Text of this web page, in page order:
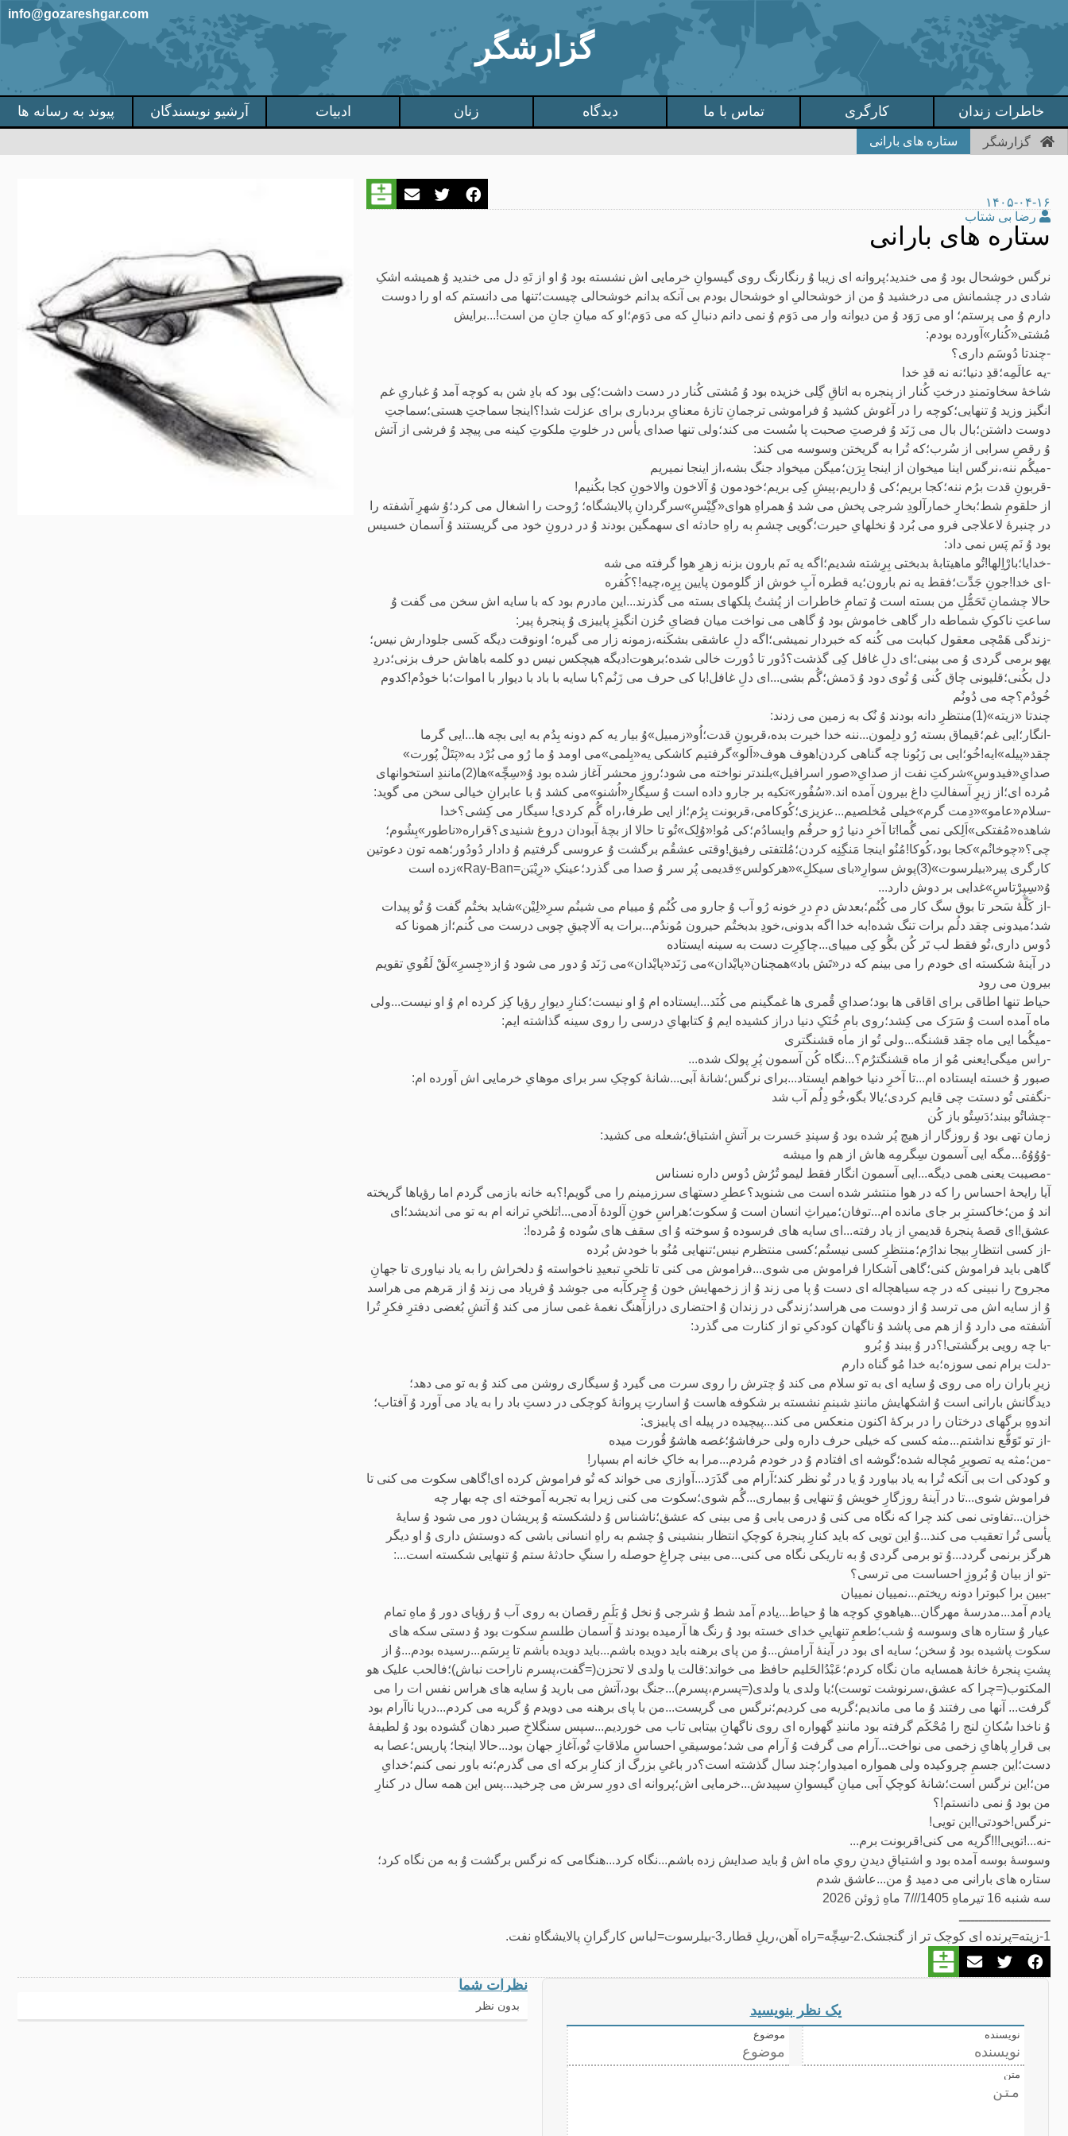
گزارشگر
info@gozareshgar.com
خاطرات زندان کارگری تماس با ما دیدگاه زنان ادبیات آرشیو نویسندگان پیوند به رسانه ها
گزارشگر ستاره های بارانی
۱۴۰۵-۰۴-۱۶
رضا بی شتاب
ستاره های بارانی
نرگس خوشحال بود وُ می خندید؛پروانه ای زیبا وُ رنگارنگ روی گیسوانِ خرمایی اش نشسته بود وُ او از تَهِ دل می خندید وُ همیشه اشکِ
شادی در چشمانش می درخشید وُ من از خوشحالیِ او خوشحال بودم بی آنکه بدانم خوشحالی چیست؛تنها می دانستم که او را دوست
دارم وُ می پرستم؛ او می رَوَد وُ من دیوانه وار می دَوَم وُ نمی دانم دنبالِ که می دَوَم؛او که میانِ جانِ من است!...برایش
مُشتی«کُنار»آورده بودم:
-چندتا دُوسَم داری؟
-یه عالَمِه؛قدِ دنیا؛نه نه قدِ خدا
شاخۀ سخاوتمندِ درختِ کُنار از پنجره به اتاقِ گِلی خزیده بود وُ مُشتی کُنار در دست داشت؛کِی بود که بادِ شن به کوچه آمد وُ غباریِ غم
انگیز وزید وُ تنهایی؛کوچه را در آغوش کشید وُ فراموشی ترجمانِ تازۀ معنایِ بردباری برای عزلت شد!؟اینجا سماجتِ هستی؛سماجتِ
دوست داشتن؛بال بال می زَنَد وُ فرصتِ صحبت پا سُست می کند؛ولی تنها صدای یأس در خلوتِ ملکوتِ کینه می پیچد وُ فرشی از آتش
وُ رقصِ سرابی از سُرب؛که تُرا به گریختن وسوسه می کند:
-میگُم ننه،نرگس اینا میخوان از اینجا بِرَن؛میگن میخواد جنگ بشه،از اینجا نمیریم
-قربونِ قدت برُم ننه؛کجا بریم؛کی وُ داریم،پیشِ کِی بریم؛خودمون وُ آلاخون والاخونِ کجا بکُنیم!
از حلقومِ شط؛بخارِ خمارآلودِ شرجی پخش می شد وُ همراهِ هوای«گِیْسِ»سرگردانِ پالایشگاه؛ رُوحت را اشغال می کرد؛وُ شهرِ آشفته را
در چنبرۀ لاعلاجی فرو می بُرد وُ نخلهایِ حیرت؛گویی چشمِ به راهِ حادثه ای سهمگین بودند وُ در درونِ خود می گریستند وُ آسمان خسیس
بود وُ نَم پَس نمی داد:
-خدایا؛بارْاِلها!تُو ماهیتابۀ بدبختی بِرِشته شدیم؛اگه یه نَم بارون بزنه زهرِ هوا گرفته می شه
-ای خدا!جونِ جَدِّت؛فقط یه نم بارون؛یه قطره آبِ خوش از گلومون پایین بِرِه،چیه!؟کُفره
حالا چشمانِ تَحَمُّلِ من بسته است وُ تمامِ خاطرات از پُشتُ پلکهای بسته می گذرند...این مادرم بود که با سایه اش سخن می گفت وُ
ساعتِ ناکوکِ شماطه دار گاهی خاموش بود وُ گاهی می نواخت میان فضایِ حُزن انگیزِ پاییزی وُ پنجرۀ پیر:
-زندگی هَمْچی معقول کبابت می کُنه که خبردار نمیشی؛اگه دلِ عاشقی بشکَنه،زمونه زار می گیره؛ اونوقت دیگه کَسی جلودارش نیس؛
یهو برمی گردی وُ می بینی؛ای دلِ غافل کِی گذشت؟دُور تا دُورت خالی شده؛برهوت!دیگه هیچکس نیس دو کلمه باهاش حرف بزنی؛دردِ
دل بکُنی؛قلیونی چاق کُنی وُ تُوی دود وُ دَمش؛گُم بشی...ای دلِ غافل!با کی حرف می زَنُم؟با سایه با باد با دیوار با اموات؛با خودُم!کدوم
خُودُم؟چه می دُونُم
چندتا «زیته»(1)منتظرِ دانه بودند وُ نُک به زمین می زدند:
-انگار؛ایی غم؛قیماق بسته رُو دلِمون...ننه خدا خیرت بده،قربونِ قدت؛اُو«زمبیل»وُ بیار یه کم دونه بِدُم به ایی بچه ها...ایی گرما
چقد«پیله»ایه!خُو؛ایی بی زَبُونا چه گناهی کردن!هوف هوف«اَلو»گرفتیم کاشکی یه«بِلمی»می اومد وُ ما رُو می بُرْد به«پَتَلْ پُورت»
صدایِ«فیدوسِ»شرکتِ نفت از صدایِ«صور اسرافیل»بلندتر نواخته می شود؛روزِ محشر آغاز شده بود وُ«سِچِّه»ها(2)مانندِ استخوانهای
مُرده ای؛از زیرِ آسفالتِ داغ بیرون آمده اند.«سُفُور»تکیه بر جارو داده است وُ سیگارِ«اُشنو»می کشد وُ با عابرانِ خیالی سخن می گوید:
-سلام«عامو»«دِمت گرم»خیلی مُخلصیم...عزیزی؛کُوکامی،قربونت بِرُم؛از ایی طرفا،راه گُم کردی! سیگار می کِشی؟خدا
شاهده«مُفتکی»اَلِکی نمی گُما!تا آخرِ دنیا رُو حرفُم وایسادُم؛کی مُو!«وُلِک»تُو تا حالا از بچۀ آبودان دروغ شنیدی؟قراره«ناطور»بِشُوم؛
چی؟«چوخانُم»کجا بود،کُوکا!مُنُو اینجا مَنگِنِه کردن؛مُلتفتی رفیق!وقتی عشقُم برگشت وُ عروسی گرفتیم وُ دادار دُودُور؛همه تون دعوتین
کارگری پیر«بیلرسوت»(3)پوش سوارِ«بای سیکلِ»«هرکولس»ِقدیمی پُر سر وُ صدا می گذرد؛عینکِ «رِیْبَن=Ray-Ban»زده است
وُ«سِپِرْتاسِ»غدایی بر دوش دارد...
-از کَلّۀ سَحر تا بوق سگ کار می کُنُم؛بعدش دمِ درِ خونه رُو آب وُ جارو می کُنُم وُ مییام می شینُم سرِ«لِیْن»شاید بختُم گفت وُ تُو پیدات
شد؛میدونی چقد دلُم برات تنگ شده!به خدا اگه بدونی،خودِ بدبختُم حیرون مُوندُم...برات یه آلاچیقِ چوبی درست می کُنم؛از همونا که
دُوس داری،تُو فقط لب تَر کُن بگُو کِی مییای...چاکِرِت دست به سینه ایستاده
در آینۀ شکسته ای خودم را می بینم که در«تَش باد»همچنان«پایْدان»می زَنَد«پایْدان»می زَنَد وُ دور می شود وُ از«جِسرِ»لَقْ لَقُویِ تقویم
بیرون می رود
حیاط تنها اطاقی برای اقاقی ها بود؛صدایِ قُمری ها غمگینم می کُنَد...ایستاده ام وُ او نیست؛کنارِ دیوارِ رؤیا کِز کرده ام وُ او نیست...ولی
ماه آمده است وُ سَرَک می کِشد؛روی بامِ خُنَکِ دنیا دراز کشیده ایم وُ کتابهایِ درسی را روی سینه گذاشته ایم:
-میگُما ایی ماه چقد قشنگه...ولی تُو از ماه قشنگتری
-راس میگی!یعنی مُو از ماه قشنگترُم؟...نگاه کُن آسمون پُرِ پولک شده...
صبور وُ خسته ایستاده ام...تا آخرِ دنیا خواهم ایستاد...برای نرگس؛شانۀ آبی...شانۀ کوچکِ سر برای موهایِ خرمایی اش آورده ام:
-نگفتی تُو دستت چی قایم کردی؛یالا بگو،خُو دِلُم آب شد
-چشاتُو ببند؛دَسِتُو باز کُن
زمان تهی بود وُ روزگار از هیچ پُر شده بود وُ سپندِ حَسرت بر آتشِ اشتیاق؛شعله می کشید:
-وُوُوُهُ...مگه ایی آسمون سِگرمِه هاش از هم وا میشه
-مصیبت یعنی همی دیگه...ایی آسمون انگار فقط لیمو تُرُش دُوس داره نسناس
آیا رایحۀ احساس را که در هوا منتشر شده است می شنوید؟عطرِ دستهای سرزمینم را می گویم!؟به خانه بازمی گردم اما رؤیاها گریخته
اند وُ من؛خاکسترِ بر جای مانده ام...توفان؛میراثِ انسان است وُ سکوت؛هراسِ خونِ آلودۀ آدمی...!تلخیِ ترانه ام به تو می اندیشد؛ای
عشق!ای قصۀ پنجرۀ قدیمیِ از یاد رفته...ای سایه های فرسوده وُ سوخته وُ ای سقف های سُوده وُ مُرده!:
-از کسی انتظارِ بیجا ندارُم؛منتظرِ کسی نیستُم؛کسی منتظرم نیس؛تنهایی مُنُو با خودش بُرده
گاهی باید فراموش کنی؛گاهی آشکارا فراموش می شوی...فراموش می کنی تا تلخیِ تبعیدِ ناخواسته وُ دلخراش را به یاد نیاوری تا جهانِ
مجروح را نبینی که در چه سیاهچاله ای دست وُ پا می زند وُ از زخمهایش خون وُ چِرکآبه می جوشد وُ فریاد می زند وُ از مَرهم می هراسد
وُ از سایه اش می ترسد وُ از دوست می هراسد؛زندگی در زندان وُ احتضاری درازآهنگ نغمۀ غمی ساز می کند وُ آتشِ بُغضی دفترِ فکرِ تُرا
آشفته می دارد وُ از هم می پاشد وُ ناگهان کودکیِ تو از کنارت می گذرد:
-با چه رویی برگشتی!؟در وُ ببند وُ بُرو
-دلت برام نمی سوزه؛به خدا مُو گناه دارم
زیرِ باران راه می روی وُ سایه ای به تو سلام می کند وُ چترش را روی سرت می گیرد وُ سیگاری روشن می کند وُ به تو می دهد؛
دیدگانش بارانی است وُ اشکهایش مانندِ شبنمِ نشسته بر شکوفه هاست وُ اسارتِ پروانۀ کوچکی در دستِ باد را به یاد می آورد وُ آفتاب؛
اندوهِ برگهای درختان را در برکۀ اکنون منعکس می کند...پیچیده در پیله ای پاییزی:
-از تو تَوَقُّع نداشتم...مثه کسی که خیلی حرف داره ولی حرفاشوُ؛غصه هاشوُ قُورت میده
-من؛مثه یه تصویرِ مُچاله شده؛گوشه ای افتادم وُ در خودم مُردم...مرا به خاکِ خانه ام بسپار!
و کودکی ات بی آنکه تُرا به یاد بیاورد وُ یا در تُو نظر کند؛آرام می گذَرَد...آوازی می خواند که تُو فراموش کرده ای!گاهی سکوت می کنی تا
فراموش شوی...تا در آینۀ روزگارِ خویش وُ تنهایی وُ بیماری...گُم شوی؛سکوت می کنی زیرا به تجربه آموخته ای چه بهار چه
خزان...تفاوتی نمی کند چرا که نگاه می کنی وُ درمی یابی وُ می بینی که عشق؛ناشناس وُ دلشکسته وُ پریشان دور می شود وُ سایۀ
یأسی تُرا تعقیب می کند...وُ این تویی که باید کنارِ پنجرۀ کوچکِ انتظار بنشینی وُ چشم به راهِ انسانی باشی که دوستش داری وُ او دیگر
هرگز برنمی گردد...وُ تو برمی گردی وُ به تاریکی نگاه می کنی...می بینی چراغِ حوصله را سنگِ حادثۀ ستم وُ تنهایی شکسته است...:
-تو از بیان وُ بُروزِ احساست می ترسی؟
-ببین برا کبوترا دونه ریختم...نمییان نمییان
یادم آمد...مدرسۀ مهرگان...هیاهویِ کوچه ها وُ حیاط...یادم آمد شط وُ شرجی وُ نخل وُ بَلَمِ رقصان به روی آب وُ رؤیای دور وُ ماهِ تمام
عیار وُ ستاره های وسوسه وُ شب؛طعمِ تنهاییِ خدای خسته بود وُ رنگ ها آرمیده بودند وُ آسمان طلسمِ سکوت بود وُ دستی سکه های
سکوت پاشیده بود وُ سخن؛ سایه ای بود در آینۀ آرامش...وُ من پای برهنه باید دویده باشم...باید دویده باشم تا بِرسَم...رسیده بودم...وُ از
پشتِ پنجرۀ خانۀ همسایه مان نگاه کردم؛عَبْدُالحَلیم حافظ می خواند:قالت یا ولدی لا تحزن(=گفت،پسرم ناراحت نباش)؛فالحب علیک هو
المکتوب(=چرا که عشق،سرنوشت توست)؛یا ولدی یا ولدی(=پسرم،پسرم)...جنگ بود،آتش می بارید وُ سایه های هراس نفس ات را می
گرفت... آنها می رفتند وُ ما می ماندیم؛گریه می کردیم؛نرگس می گریست...من با پای برهنه می دویدم وُ گریه می کردم...دریا ناآرام بود
وُ ناخدا سُکانِ لنج را مُحْکَم گرفته بود مانندِ گهواره ای روی ناگهانِ بیتابی تاب می خوردیم...سپس سنگلاخِ صبر دهان گشوده بود وُ لطیفۀ
بی قرارِ پاهایِ زخمی می نواخت...آرام می گرفت وُ آرام می شد؛موسیقیِ احساسِ ملاقاتِ تُو،آغازِ جهان بود...حالا اینجا؛ پاریس؛عصا به
دست؛این جسمِ چروکیده ولی همواره امیدوار؛چند سال گذشته است؟در باغیِ بزرگ از کنارِ برکه ای می گذرم؛نه باور نمی کنم؛خدایِ
من؛این نرگس است؛شانۀ کوچکِ آبی میانِ گیسوانِ سپیدش...خرمایی اش؛پروانه ای دورِ سرش می چرخید...پس این همه سال در کنارِ
من بود وُ نمی دانستم!؟
-نرگس!خودتی!این تویی!
-نه...!تویی!!!گریه می کنی!قربونت برم...
وسوسۀ بوسه آمده بود و اشتیاقِ دیدنِ رویِ ماه اش وُ باید صدایش زده باشم...نگاه کرد...هنگامی که نرگس برگشت وُ به من نگاه کرد؛
ستاره های بارانی می دمید وُ من...عاشق شدم
سه شنبه 16 تیرماهِ 1405///7 ماهِ ژوئن 2026
ـــــــــــــــــــــــ
1-زیته=پرنده ای کوچک تر از گنجشک.2-سِچِّه=راه آهن،ریلِ قطار.3-بیلرسوت=لباس کارگرانِ پالایشگاهِ نفت.
یک نظر بنویسید
نویسنده موضوع
متن
نظرات شما
بدون نظر